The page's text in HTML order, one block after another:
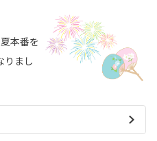
本番を
りまし